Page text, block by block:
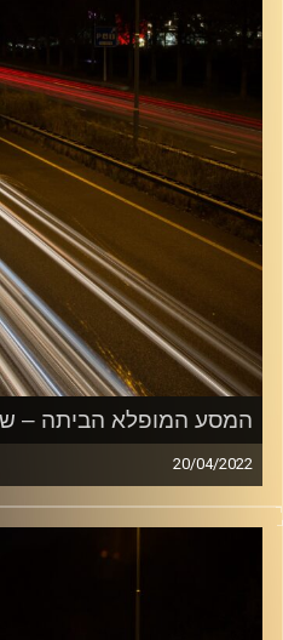
המסע המופלא הביתה –
20/04/2022
מוזיקה שתלווה אותנו אחרי יום
הביתה בשלום עם שיאנה וייט
קרדיט תמונות: